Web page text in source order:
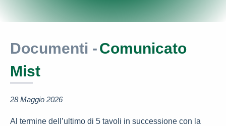
Documenti -Comunicato
Mist
28 Maggio 2026
Al termine dell’ultimo di 5 tavoli in successione con la